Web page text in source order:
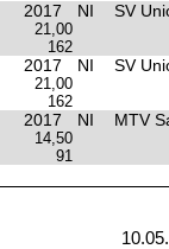
2017 NI SV
21,00
162
2017 NI SV
21,00
162
2017 NI MTV
14,50
91